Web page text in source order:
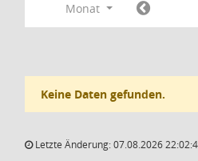
Monat
Keine Daten gefunden.
Letzte Änderung: 07.08.2026